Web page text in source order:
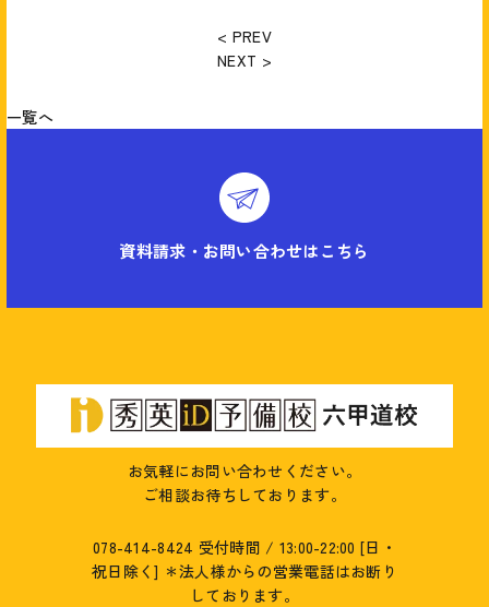
< PREV
NEXT >
一覧へ
資料請求・お問い合わせはこちら
お気軽にお問い合わせください。
ご相談お待ちしております。
078-414-8424 受付時間 / 13:00-22:00 [日・
祝日除く] ＊法人様からの営業電話はお断り
しております。